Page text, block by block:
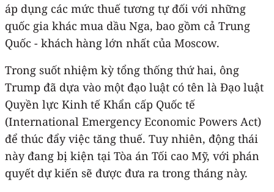
áp dụng các mức thuế tương tự đối với những
quốc gia khác mua dầu Nga, bao gồm cả Trung
Quốc - khách hàng lớn nhất của Moscow.
Trong suốt nhiệm kỳ tổng thống thứ hai, ông
Trump đã dựa vào một đạo luật có tên là Đạo luật
Quyền lực Kinh tế Khẩn cấp Quốc tế
(International Emergency Economic Powers Act)
để thúc đẩy việc tăng thuế. Tuy nhiên, động thái
này đang bị kiện tại Tòa án Tối cao Mỹ, với phán
quyết dự kiến sẽ được đưa ra trong tháng này.